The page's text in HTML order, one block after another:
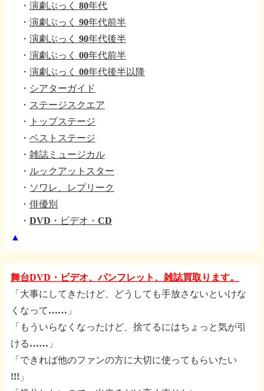
・ 演劇ぶっく 80年代
・ 演劇ぶっく 90年代前半
・ 演劇ぶっく 90年代後半
・ 演劇ぶっく 00年代前半
・ 演劇ぶっく 00年代後半以降
・ シアターガイド
・ ステージスクエア
・
トップステージ
・ ベストステージ
・ 雑誌ミュージカル
・ ルックアットスター
・ ソワレ、レプリーク
・ 俳優別
・ DVD・ビデオ・CD
▲
舞台DVD・ビデオ、パンフレット、雑誌買取ります。
「大事にしてきたけど、どうしても手放さないといけな
くなって……」
「もういらなくなったけど、捨てるにはちょっと気が引
ける……」
「できれば他のファンの方に大切に使ってもらいたい
!!!」